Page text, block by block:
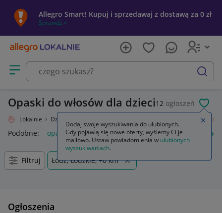
Allegro Smart! Kupuj i sprzedawaj z dostawą za 0 zł
Sprawdź »
Otwórz menu z kategoriami
szukaj
Opaski do włosów dla dzieci12 ogłoszeń
Lokalnie Dziecko Opaski
Podobne: opaski opaski zaciskowe opaski do włosów
Filtruj Łódź, Łódzkie, +0 km
Ogłoszenia
Dodaj swoje wyszukiwania do ulubionych.
Gdy pojawią się nowe oferty, wyślemy Ci je
mailowo. Ustaw powiadomienia w ulubionych
wyszukiwaniach.